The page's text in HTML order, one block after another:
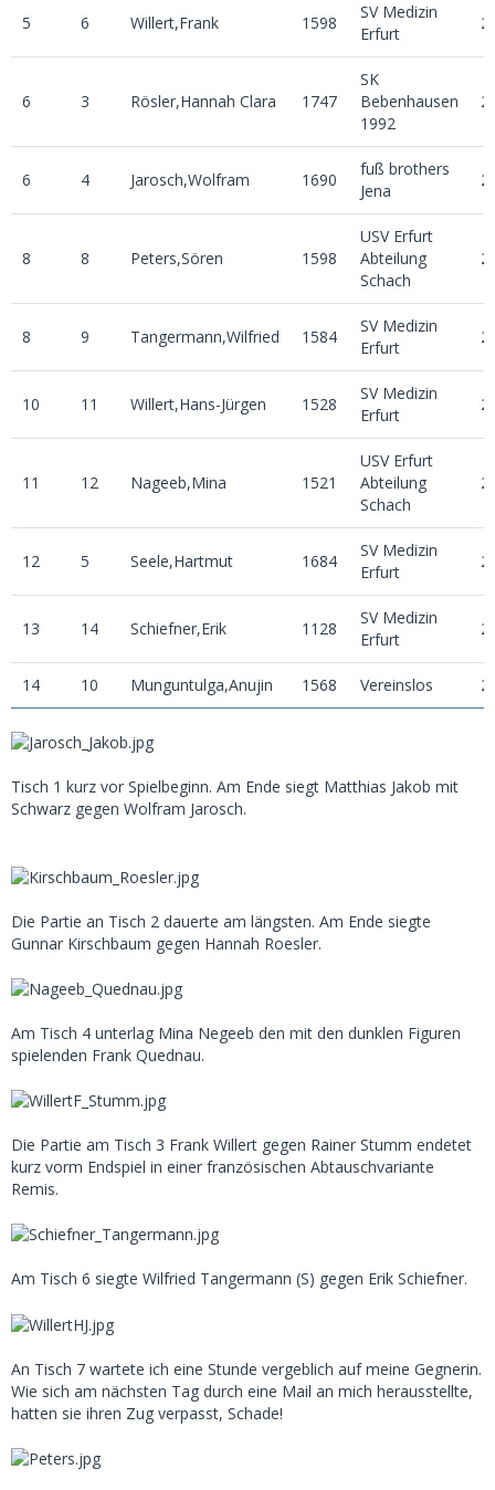
5 6 Willert,Frank 1598
SV Medizin
Erfurt
2
6 3 Rösler,Hannah Clara 1747
SK
Bebenhausen
1992
2
6 4 Jarosch,Wolfram 1690
fuß brothers
Jena
2
8 8 Peters,Sören 1598
USV Erfurt
Abteilung
Schach
2
8 9 Tangermann,Wilfried 1584
SV Medizin
Erfurt
2
10 11 Willert,Hans-Jürgen 1528
SV Medizin
Erfurt
2
11 12 Nageeb,Mina 1521
USV Erfurt
Abteilung
Schach
2
12 5 Seele,Hartmut 1684
SV Medizin
Erfurt
2
13 14 Schiefner,Erik 1128
SV Medizin
Erfurt
2
14 10 Munguntulga,Anujin 1568 Vereinslos 2
Tisch 1 kurz vor Spielbeginn. Am Ende siegt Matthias Jakob mit
Schwarz gegen Wolfram Jarosch.
Die Partie an Tisch 2 dauerte am längsten. Am Ende siegte
Gunnar Kirschbaum gegen Hannah Roesler.
Am Tisch 4 unterlag Mina Negeeb den mit den dunklen Figuren
spielenden Frank Quednau.
Die Partie am Tisch 3 Frank Willert gegen Rainer Stumm endetet
kurz vorm Endspiel in einer französischen Abtauschvariante
Remis.
Am Tisch 6 siegte Wilfried Tangermann (S) gegen Erik Schiefner.
An Tisch 7 wartete ich eine Stunde vergeblich auf meine Gegnerin.
Wie sich am nächsten Tag durch eine Mail an mich herausstellte,
hatten sie ihren Zug verpasst, Schade!